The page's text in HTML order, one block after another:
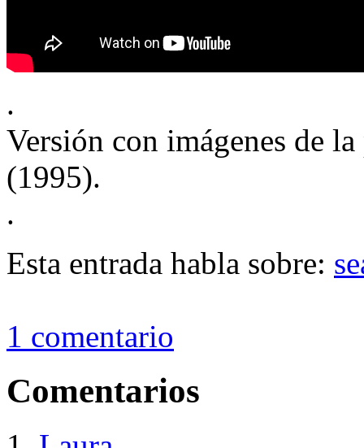
.
Versión con imágenes de
(1995).
.
Esta entrada habla sobre:
1 comentario
Comentarios